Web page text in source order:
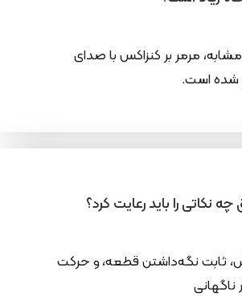
مرمر بر کنزاکس با صدای
شده است.
ثابت نگه‌داشتن قطعه، و حرکت